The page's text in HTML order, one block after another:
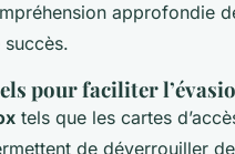
approfondie
pour faciliter
tels que les cartes
de déverrouiller